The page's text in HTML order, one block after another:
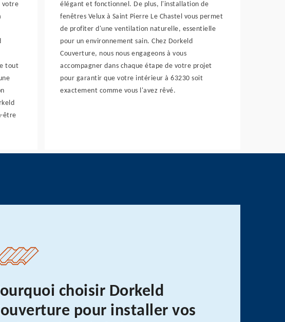
votre
tout
être
élégant et fonctionnel. De plus, l'installation de
fenêtres Velux à Saint Pierre Le Chastel vous permet
de profiter d'une ventilation naturelle, essentielle
pour un environnement sain. Chez Dorkeld
Couverture, nous nous engageons à vous
accompagner dans chaque étape de votre projet
pour garantir que votre intérieur à 63230 soit
exactement comme vous l'avez rêvé.
choisir Dorkeld
pour installer vos